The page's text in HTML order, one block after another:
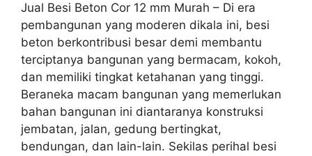
Jual Besi Beton Cor 12 mm Murah – Di era
pembangunan yang moderen dikala ini, besi
beton berkontribusi besar demi membantu
terciptanya bangunan yang bermacam, kokoh,
dan memiliki tingkat ketahanan yang tinggi.
Beraneka macam bangunan yang memerlukan
bahan bangunan ini diantaranya konstruksi
jembatan, jalan, gedung bertingkat,
bendungan, dan lain-lain. Sekilas perihal besi